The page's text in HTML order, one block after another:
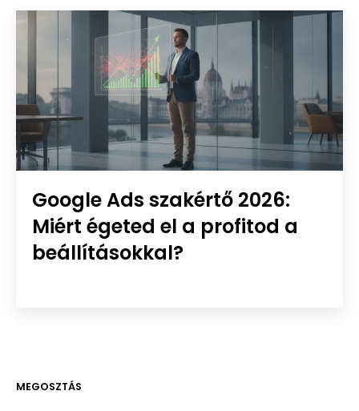
Google Ads szakértő 2026:
Miért égeted el a profitod a
beállításokkal?
MEGOSZTÁS